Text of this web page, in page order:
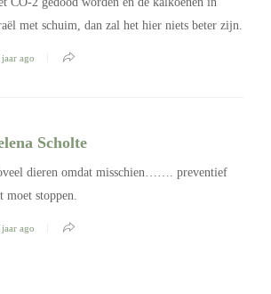
met schuim, dan zal het hier niets beter zijn.
jaar ago
Scholte
dieren omdat misschien……. preventief
moet stoppen.
jaar ago